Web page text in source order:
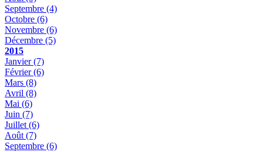
Septembre (4)
Octobre (6)
Novembre (6)
Décembre (5)
2015
Janvier(7)
Février(6)
Mars (8)
Avril (8)
Mai (6)
Juin (7)
Juillet (6)
Août (7)
Septembre (6)